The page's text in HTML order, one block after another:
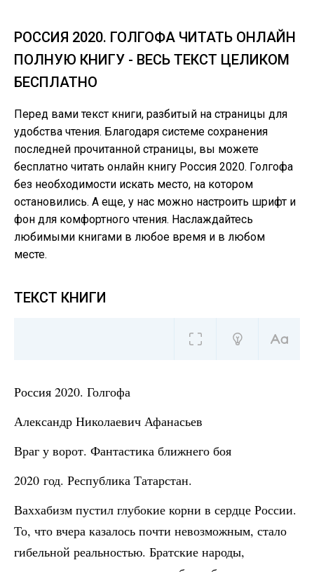
РОССИЯ 2020. ГОЛГОФА ЧИТАТЬ ОНЛАЙН
ПОЛНУЮ КНИГУ - ВЕСЬ ТЕКСТ ЦЕЛИКОМ
БЕСПЛАТНО
Перед вами текст книги, разбитый на страницы для
удобства чтения. Благодаря системе сохранения
последней прочитанной страницы, вы можете
бесплатно читать онлайн книгу Россия 2020. Голгофа
без необходимости искать место, на котором
остановились. А еще, у нас можно настроить шрифт и
фон для комфортного чтения. Наслаждайтесь
любимыми книгами в любое время и в любом
месте.
ТЕКСТ КНИГИ
Россия 2020. Голгофа
Александр Николаевич Афанасьев
Враг у ворот. Фантастика ближнего боя
2020 год. Республика Татарстан.
Ваххабизм пустил глубокие корни в сердце России.
То, что вчера казалось почти невозможным, стало
гибельной реальностью. Братские народы,